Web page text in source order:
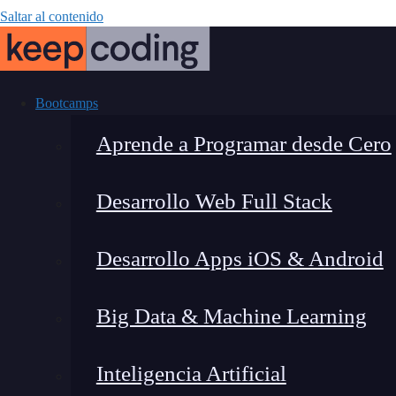
Saltar al contenido
Bootcamps
Aprende a Programar desde Cero
Desarrollo Web Full Stack
Desarrollo Apps iOS & Android
Big Data & Machine Learning
Inteligencia Artificial
¿Qué es
saber si un